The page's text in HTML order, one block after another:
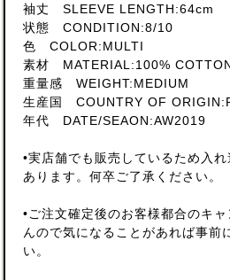
袖丈 SLEEVE LENGTH:64cm
状態 CONDITION:8/10
色 COLOR:MULTI
素材 MATERIAL:100%
重量感 WEIGHT:MEDIUM
生産国 COUNTRY OF
年代 DATE/SEAON:AW2019
•実店舗でも販売しているため入
あります。何卒ご了承ください。
•ご注文確定後のお客様都合のキ
んので気になることがあれば事前
い。